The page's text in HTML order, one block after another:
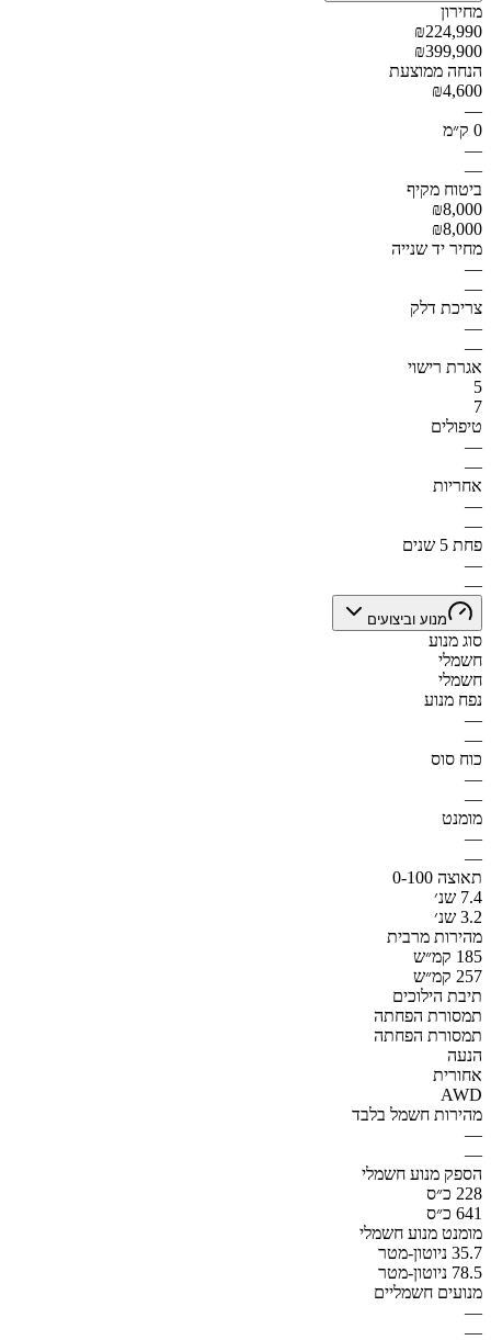
מחירון
₪224,990
₪399,900
הנחה ממוצעת
₪4,600
—
0 ק״מ
—
—
ביטוח מקיף
₪8,000
₪8,000
מחיר יד שנייה
—
—
צריכת דלק
—
—
אגרת רישוי
5
7
טיפולים
—
—
אחריות
—
—
פחת 5 שנים
—
—
מנוע וביצועים
סוג מנוע
חשמלי
חשמלי
נפח מנוע
—
—
כוח סוס
—
—
מומנט
—
—
תאוצה 0-100
7.4 שנ׳
3.2 שנ׳
מהירות מרבית
185 קמ״ש
257 קמ״ש
תיבת הילוכים
תמסורת הפחתה
תמסורת הפחתה
הנעה
אחורית
AWD
מהירות חשמל בלבד
—
—
הספק מנוע חשמלי
228 כ״ס
641 כ״ס
מומנט מנוע חשמלי
35.7 ניוטון-מטר
78.5 ניוטון-מטר
מנועים חשמליים
—
—